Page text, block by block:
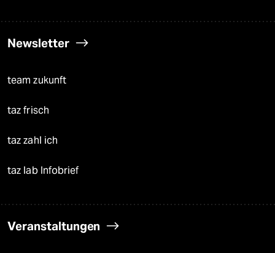
Newsletter
team zukunft
taz frisch
taz zahl ich
taz lab Infobrief
Veranstaltungen